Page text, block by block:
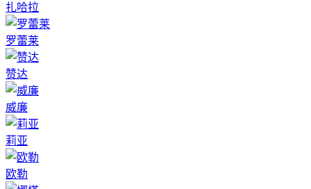
扎哈拉
罗蕾莱
赞达
威廉
莉亚
欧勒